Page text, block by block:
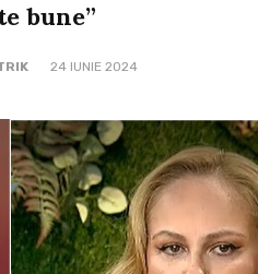
bune”
24 IUNIE 2024